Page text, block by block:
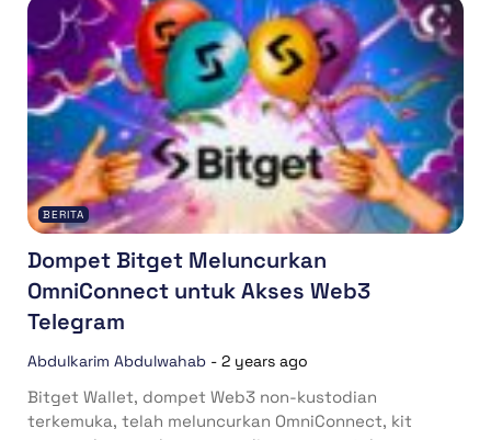
BERITA
Dompet Bitget Meluncurkan
OmniConnect untuk Akses Web3
Telegram
Abdulkarim Abdulwahab - 2 years ago
Bitget Wallet, dompet Web3 non-kustodian
terkemuka, telah meluncurkan OmniConnect, kit